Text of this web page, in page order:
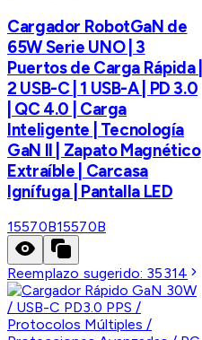
Cargador RobotGaN de
65W Serie UNO | 3
Puertos de Carga Rápida |
2 USB-C | 1 USB-A | PD 3.0
| QC 4.0 | Carga
Inteligente | Tecnología
GaN II | Zapato Magnético
Extraíble | Carcasa
Ignífuga | Pantalla LED
15570B15570B
Reemplazo sugerido: 35314